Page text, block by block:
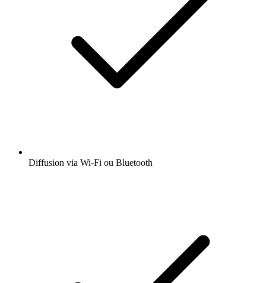
Diffusion via Wi-Fi ou Bluetooth